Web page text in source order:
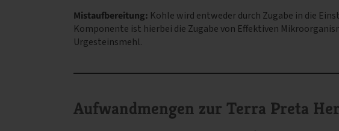
Mistaufbereitung: Kohle wird entweder durch Zugabe in die
Komponente ist hierbei die Zugabe von Effektiven
Urgesteinsmehl.
Aufwandmengen zur Terra Preta